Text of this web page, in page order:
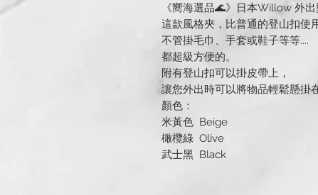
《嚮海選品🌊》日本Willow 外
這款風格夾，比普通的登山扣使
不管掛毛巾、手套或鞋子等等....
都超級方便的。
附有登山扣可以掛皮帶上，
讓您外出時可以將物品輕鬆懸掛
顏色：
米黃色 Beige
橄欖綠 Olive
武士黑 Black